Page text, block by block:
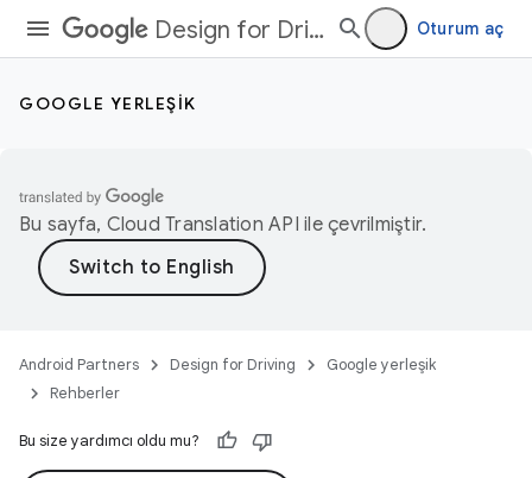
Design for Driving Oturum aç
GOOGLE YERLEŞIK
Bu sayfa, Cloud Translation API ile çevrilmiştir.
Android Partners Design for Driving
Google yerleşik
Rehberler
Bu size yardımcı oldu mu?